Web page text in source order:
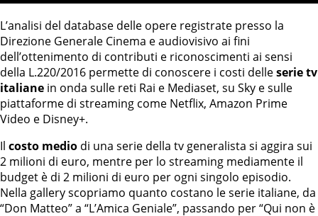
L’analisi del database delle opere registrate presso la
Direzione Generale Cinema e audiovisivo ai fini
dell’ottenimento di contributi e riconoscimenti ai sensi
della L.220/2016 permette di conoscere i costi delleserie tv
italiane in onda sulle reti Rai e Mediaset, su Sky e sulle
piattaforme di streaming come Netflix, Amazon Prime
Video e Disney+.
Il costo medio di una serie della tv generalista si aggira sui
2 milioni di euro, mentre per lo streaming mediamente il
budget è di 2 milioni di euro per ogni singolo episodio.
Nella gallery scopriamo quanto costano le serie italiane, da
“Don Matteo” a “L’Amica Geniale”, passando per “Qui non è